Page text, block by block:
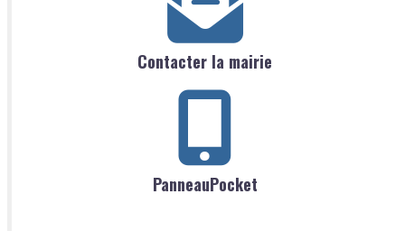
Contacter la mairie
PanneauPocket